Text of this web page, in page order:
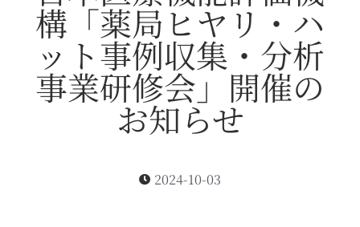
構「薬局ヒヤリ・ハ
ット事例収集・分析
事業研修会」開催の
お知らせ
2024-10-03